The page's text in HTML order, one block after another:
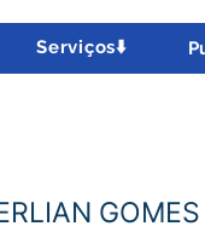
Serviços⬇️